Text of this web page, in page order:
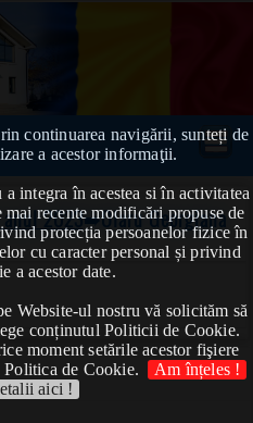
continuarea navigării, sunteți de
a acestor informaţii.
integra în acestea si în activitatea
recente modificări propuse de
protecția persoanelor fizice în
cu caracter personal și privind
a acestor date.
Website-ul nostru vă solicităm să
conținutul Politicii de Cookie.
moment setările acestor fişiere
de Cookie.
Am înțeles !
aici !
2023➠Olaru Georgiana